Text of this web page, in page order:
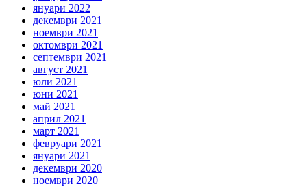
януари 2022
декември 2021
ноември 2021
октомври 2021
септември 2021
август 2021
юли 2021
юни 2021
май 2021
април 2021
март 2021
февруари 2021
януари 2021
декември 2020
ноември 2020